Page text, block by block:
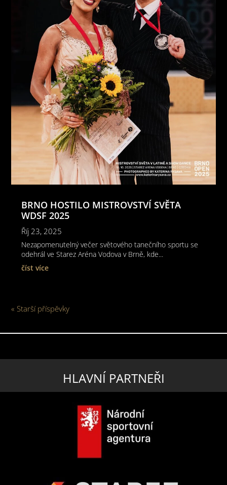
BRNO HOSTILO MISTROVSTVÍ SVĚTA
WDSF 2025
Říj 23, 2025
Nezapomenutelný večer světového tanečního sportu se
odehrál ve Starez Aréna Vodova v Brně, kde...
číst více
« Starší příspěvky
HLAVNÍ PARTNEŘI